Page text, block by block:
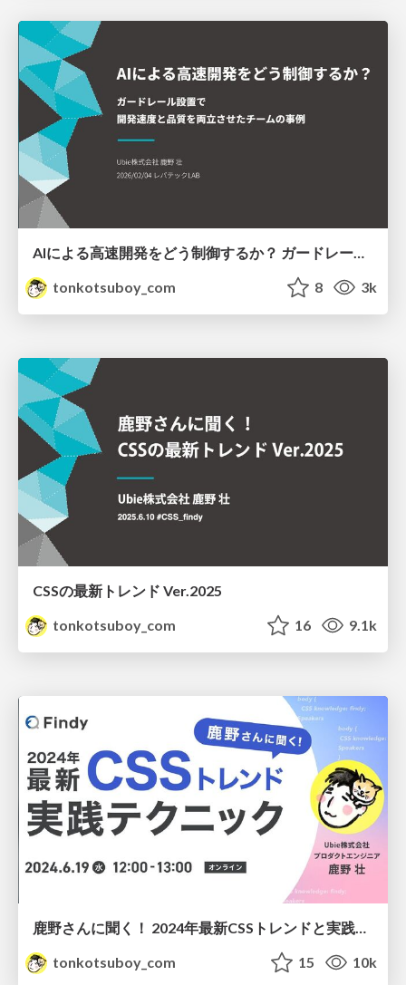
AIによる高速開発をどう制御するか？ ガードレール設置で開発速度と品質を両立させたチームの事例
tonkotsuboy_com
8 3k
CSSの最新トレンド Ver.2025
tonkotsuboy_com
16 9.1k
鹿野さんに聞く！ 2024年最新CSSトレンドと実践テクニック
tonkotsuboy_com
15 10k